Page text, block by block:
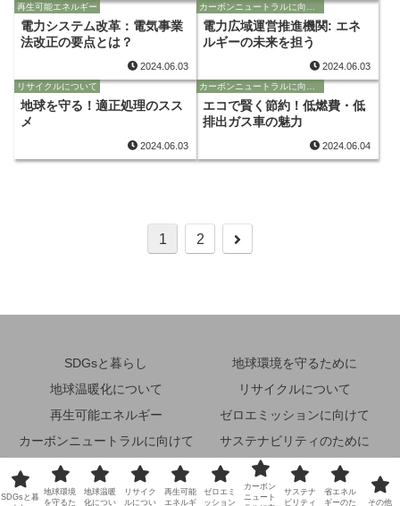
再生可能エネルギー
電力システム改革：電気事業
法改正の要点とは？
2024.06.03
電力広域運営推進機関: エネ
ルギーの未来を担う
2024.06.03
リサイクルについて
地球を守る！適正処理のスス
メ
2024.06.03
エコで賢く節約！低燃費・低
排出ガス車の魅力
2024.06.04
1 2
次
SDGsと暮らし
地球環境を守るために
地球温暖化について
リサイクルについて
再生可能エネルギー
ゼロエミッションに向けて
カーボンニュートラルに向けて
サステナビリティのために
省エネルギーのために
その他
© 2024 未来地球環境ナビ.
SDGsと暮
地球環境
を守るた
地球温暖
化につい
リサイク
ルについ
再生可能
エネルギ
ゼロエミ
ッション
カーボン
ニュート
サステナ
ビリティ
省エネル
ギーのた
その他